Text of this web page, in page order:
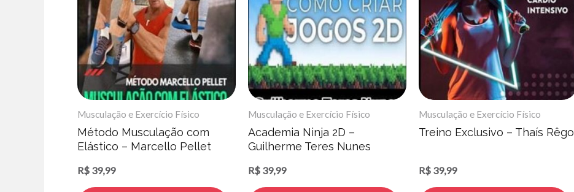
Musculação e Exercício Físico
Método Musculação com
Elástico – Marcello Pellet
R$ 39,99
Musculação e Exercício Físico
Academia Ninja 2D –
Guilherme Teres Nunes
R$ 39,99
Musculação e Exercício Físico
Treino Exclusivo – Thaís Rêgo
R$ 39,99